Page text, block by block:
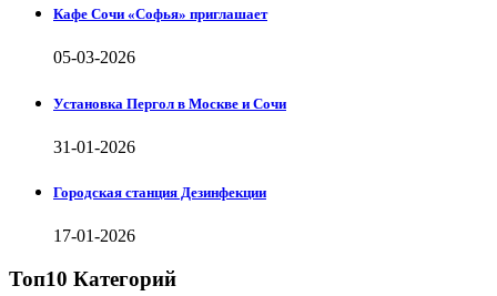
Кафе Сочи «Софья» приглашает
05-03-2026
Установка Пергол в Москве и Сочи
31-01-2026
Городская станция Дезинфекции
17-01-2026
Топ10 Категорий